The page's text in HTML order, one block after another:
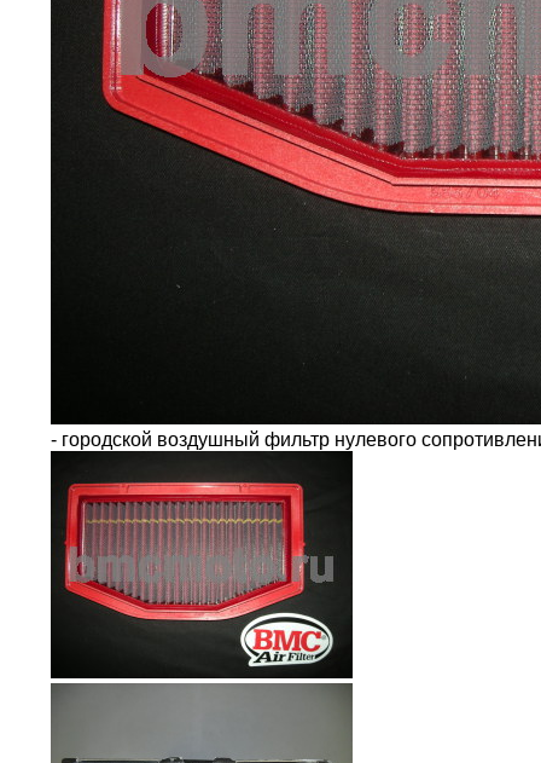
- городской воздушный фильтр нулевого